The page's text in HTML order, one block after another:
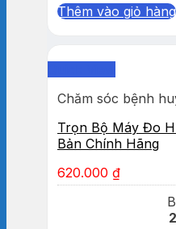
Thêm vào giỏ hàng
Chăm sóc bệnh
Trọn Bộ Máy Đo
Bản Chính Hãng
620.000 ₫